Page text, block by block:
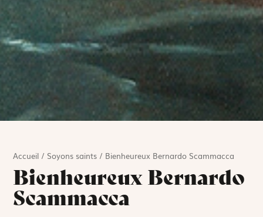
Accueil / Soyons saints / Bienheureux Bernardo Scammacca
Bienheureux Bernardo
Scammacca